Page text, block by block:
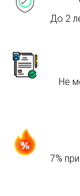
До 2
Не
7%